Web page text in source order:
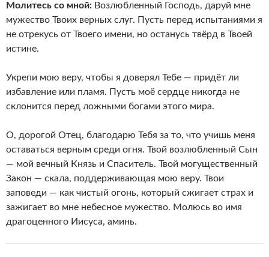
Молитесь со мной: Возлюбленный Господь, даруй мне
мужество Твоих верных слуг. Пусть перед испытаниями я
не отрекусь от Твоего имени, но останусь твёрд в Твоей
истине.
Укрепи мою веру, чтобы я доверял Тебе — придёт ли
избавление или пламя. Пусть моё сердце никогда не
склонится перед ложными богами этого мира.
О, дорогой Отец, благодарю Тебя за то, что учишь меня
оставаться верным среди огня. Твой возлюбленный Сын
— мой вечный Князь и Спаситель. Твой могущественный
Закон — скала, поддерживающая мою веру. Твои
заповеди — как чистый огонь, который сжигает страх и
зажигает во мне небесное мужество. Молюсь во имя
драгоценного Иисуса, аминь.